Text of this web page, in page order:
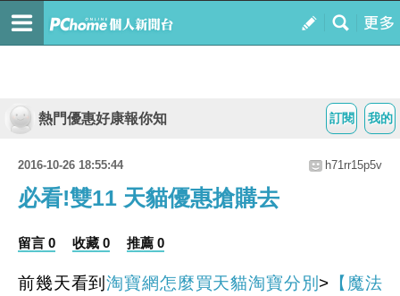
我的
訂閱
熱門優惠好康報你知
2016-10-26 18:55:44 h71rr15p5v
必看!雙11 天貓優惠搶購去
留言 0 收藏 0 推薦 0
前幾天看到淘寶網怎麼買天貓淘寶分別 > 【魔法